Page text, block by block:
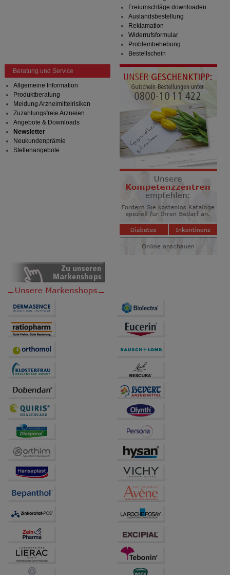
Freiumschläge downloaden
Auslandsbestellung
Reklamation
Widerrufsformular
Problembehebung
Bestellschein
Beratung und Service
Allgemeine Information
Produktberatung
Meldung Arzneimittelrisiken
Zuzahlungsfreie Arzneien
Angebote & Downloads
Newsletter
Neukundenprämie
Stellenangebote